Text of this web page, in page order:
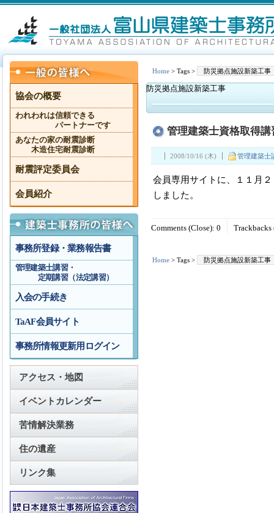
Home > Tags > 防災拠点施設新築工事
防災拠点施設新築工事
管理建築士資格取得
2008/10/16 (木) 管理建築士
会員専用サイトに、１１月
しました。
Comments (Close): 0
Home > Tags > 防災拠点施設新築工事
協会の概要
われわれは信頼できる
パートナーです
あなたの家の耐震診断
木造住宅耐震診断
耐震評定委員会
会員紹介
事務所登録・業務報告書
管理建築士講習・
定期講習（法定講習）
入会の手続き
TaAF会員サイト
事務所情報更新用ログイン
アクセス・地図
イベントカレンダー
苦情解決業務
住の遺産
リンク集